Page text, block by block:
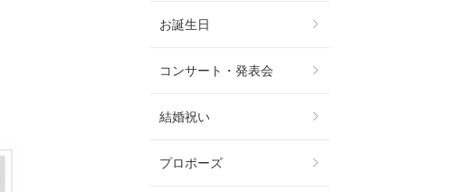
お誕生日
コンサート・発表会
結婚祝い
プロポーズ